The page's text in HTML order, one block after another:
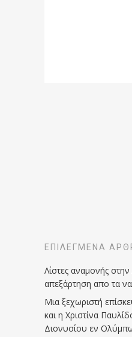
ΕΠΙΛΕΓΜΈΝΑ
Λίστες αναμονής
απεξάρτηση απο τα
Μια ξεχωριστή
και η Χριστίνα
Διονυσίου εν